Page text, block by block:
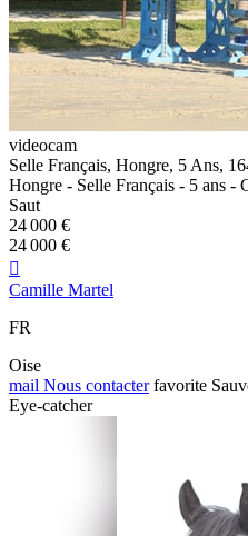
videocam
Selle Français, Hongre, 5 Ans,
Hongre - Selle Français - 5 ans -
Saut
24 000 €
24 000 €

Camille Martel
FR
Oise
mail Nous contacter favorite
Eye-catcher